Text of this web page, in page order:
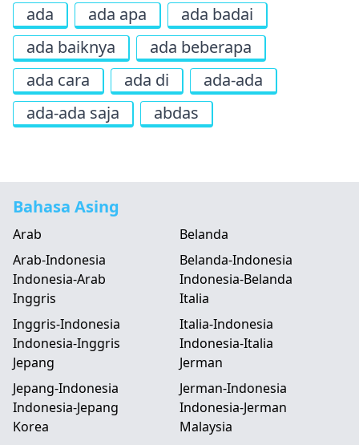
ada
ada apa
ada badai
ada baiknya
ada beberapa
ada cara
ada di
ada-ada
ada-ada saja
abdas
Bahasa Asing
Arab
Arab-Indonesia
Indonesia-Arab
Belanda
Belanda-Indonesia
Indonesia-Belanda
Inggris
Inggris-Indonesia
Indonesia-Inggris
Italia
Italia-Indonesia
Indonesia-Italia
Jepang
Jepang-Indonesia
Indonesia-Jepang
Jerman
Jerman-Indonesia
Indonesia-Jerman
Korea
Malaysia